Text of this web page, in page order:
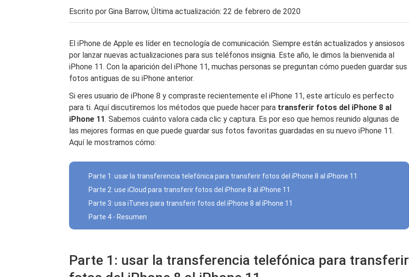
Escrito por Gina Barrow, Última actualización: 22 de febrero de 2020
El iPhone de Apple es líder en tecnología de comunicación. Siempre están actualizados y ansiosos
por lanzar nuevas actualizaciones para sus teléfonos insignia. Este año, le dimos la bienvenida al
iPhone 11. Con la aparición del iPhone 11, muchas personas se preguntan cómo pueden guardar sus
fotos antiguas de su iPhone anterior.
Si eres usuario de iPhone 8 y compraste recientemente el iPhone 11, este artículo es perfecto
para ti. Aquí discutiremos los métodos que puede hacer para transferir fotos del iPhone 8 al
iPhone 11. Sabemos cuánto valora cada clic y captura. Es por eso que hemos reunido algunas de
las mejores formas en que puede guardar sus fotos favoritas guardadas en su nuevo iPhone 11.
Aquí le mostramos cómo:
Parte 1: usar la transferencia telefónica para transferir fotos del iPhone 8 al iPhone 11
Parte 2: use iCloud para transferir fotos del iPhone 8 al iPhone 11
Parte 3: usa iTunes para transferir fotos del iPhone 8 al iPhone 11
Parte 4 - Resumen
Parte 1: usar la transferencia telefónica para transferir